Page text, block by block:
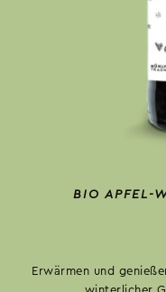
BIO APFEL-
Erwärmen und
winterlicher